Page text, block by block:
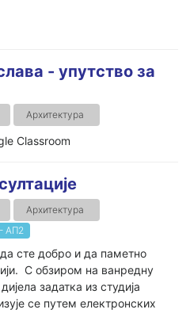
- упутство за
Архитектура
Classroom
Архитектура
АП2
сте добро и да паметно
С обзиром на ванредну
задатка из студија
се путем електронских